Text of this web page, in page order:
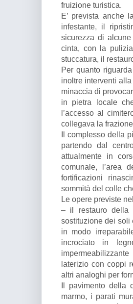
fruizione turistica.
E’ prevista anche
infestante, il
sicurezza di
cinta, con la
stuccatura, il
Per quanto
inoltre interventi
minaccia di
in pietra locale
l’accesso al
collegava la
Il complesso della
partendo dal
attualmente in
comunale, l’area
fortificazioni
sommità del colle
Le opere previste
– il restauro della
sostituzione dei soli
in modo
incrociato in
laterizio con coppi
altri analoghi per
Il pavimento della
marmo, i parati